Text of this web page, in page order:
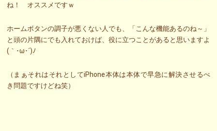
ね！ オススメですｗ
ホームボタンの調子が悪くない人でも、「こんな機能あるのね～」
と頭の片隅にでも入れておけば、役に立つことがあると思いますよ
(｀･ω･´)ﾉ
（まぁそれはそれとしてiPhone本体は本体で早急に解決させるべ
き問題ですけどね笑）